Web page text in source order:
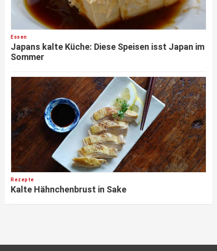
Essen
Japans kalte Küche: Diese Speisen isst Japan im
Sommer
Rezepte
Kalte Hähnchenbrust in Sake